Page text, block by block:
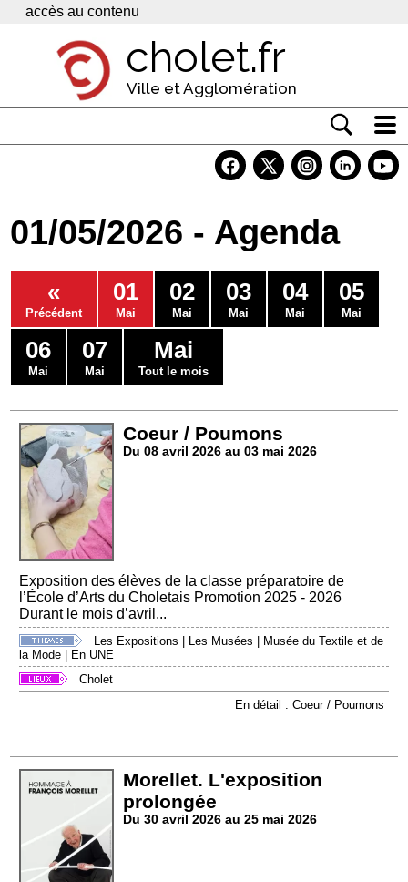
Panneau de gestion des cookies
accès au contenu
cholet.fr
Ville et Agglomération
Economie
Services
Contacts
01/05/2026 - Agenda
«
Précédent
01
Mai
02
Mai
03
Mai
04
Mai
05
Mai
06
Mai
07
Mai
Mai
Tout le mois
Coeur / Poumons
Du 08 avril 2026 au 03 mai 2026
Exposition des élèves de la classe préparatoire de
l’École d’Arts du Choletais Promotion 2025 - 2026
Durant le mois d’avril...
Les Expositions | Les Musées | Musée du Textile et de
la Mode | En UNE
Cholet
En détail : Coeur / Poumons
Morellet. L'exposition
prolongée
Du 30 avril 2026 au 25 mai 2026